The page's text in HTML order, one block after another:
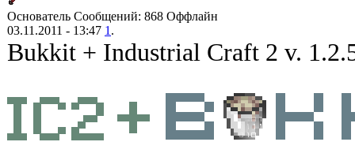
Основатель Сообщений: 868 Оффлайн
03.11.2011 - 13:47 1 .
Bukkit + Industrial Craft 2 v.